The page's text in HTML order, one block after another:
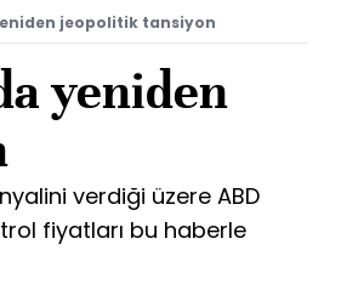
jeopolitik tansiyon
yeniden
verdiği üzere ABD
fiyatları bu haberle